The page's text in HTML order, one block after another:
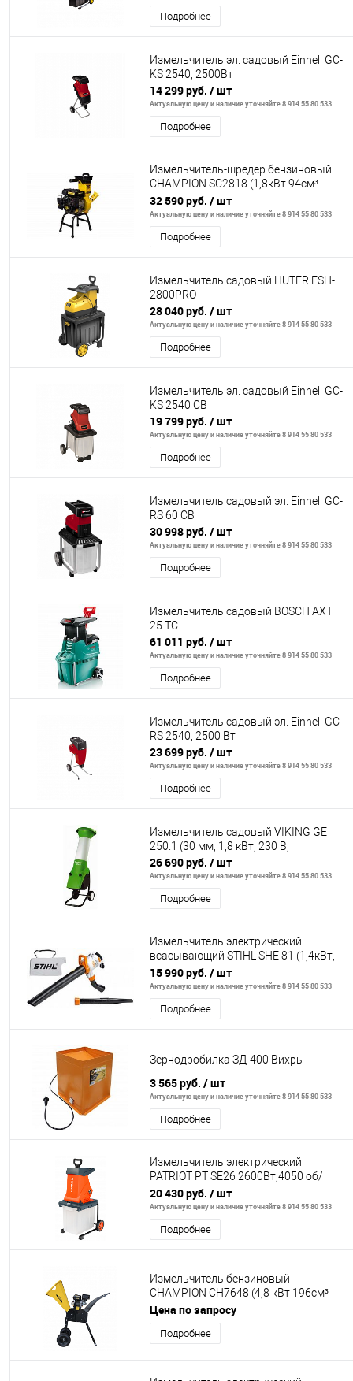
Подробнее
Измельчитель эл. садовый Einhell GC-
KS 2540, 2500Вт
14 299 руб. / шт
Актуальную цену и наличие уточняйте 8 914 55 80 533
Подробнее
Измельчитель-шредер бензиновый
CHAMPION SC2818 (1,8кВт 94см³
28мм 16кг), CHAMPION, SC2818
32 590 руб. / шт
Актуальную цену и наличие уточняйте 8 914 55 80 533
Подробнее
Измельчитель садовый HUTER ESH-
2800PRO
28 040 руб. / шт
Актуальную цену и наличие уточняйте 8 914 55 80 533
Подробнее
Измельчитель эл. садовый Einhell GC-
KS 2540 CB
19 799 руб. / шт
Актуальную цену и наличие уточняйте 8 914 55 80 533
Подробнее
Измельчитель садовый эл. Einhell GC-
RS 60 CB
30 998 руб. / шт
Актуальную цену и наличие уточняйте 8 914 55 80 533
Подробнее
Измельчитель садовый BOSCH AXT
25 TC
61 011 руб. / шт
Актуальную цену и наличие уточняйте 8 914 55 80 533
Подробнее
Измельчитель садовый эл. Einhell GC-
RS 2540, 2500 Вт
23 699 руб. / шт
Актуальную цену и наличие уточняйте 8 914 55 80 533
Подробнее
Измельчитель садовый VIKING GE
250.1 (30 мм, 1,8 кВт, 230 В,
26 690 руб. / шт
Актуальную цену и наличие уточняйте 8 914 55 80 533
Подробнее
Измельчитель электрический
всасывающий STIHL SHE 81 (1,4кВт,
650м3/ч)
15 990 руб. / шт
Актуальную цену и наличие уточняйте 8 914 55 80 533
Подробнее
Зернодробилка ЗД-400 Вихрь
3 565 руб. / шт
Актуальную цену и наличие уточняйте 8 914 55 80 533
Подробнее
Измельчитель электрический
PATRIOT PT SE26 2600Вт,4050 об/
мин, max diam 40 мм; пластик бак 50л
20 430 руб. / шт
Актуальную цену и наличие уточняйте 8 914 55 80 533
Подробнее
Измельчитель бензиновый
CHAMPION CH7648 (4,8 кВт 196см³
76мм 95кг колеса)
Цена по запросу
Подробнее